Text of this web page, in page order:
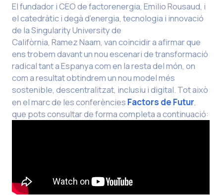
El fundador i CEO de factorenergia, Emilio Rousaud, i
el catedràtic i degà d’energia, tecnologia i innovació
de la Singularity University de
Califòrnia, Ramez Naam, van coincidir a afirmar que
ens trobem davant un nou escenari de transformació
radical tant a Espanya com en la resta del món, on
com a resultat obtindrem un nou model més
sostenible, descentralitzat, inclusiu i digital. Tot això
en el marc de les conferències Factors de Futur,
que pots consultar de forma completa a continuació: